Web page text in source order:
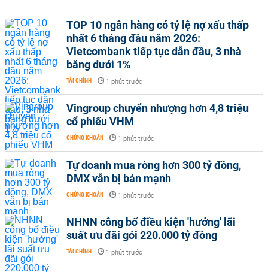
TOP 10 ngân hàng có tỷ lệ nợ xấu thấp
nhất 6 tháng đầu năm 2026:
Vietcombank tiếp tục dẫn đầu, 3 nhà
băng dưới 1%
TÀI CHÍNH - 1 phút trước
Vingroup chuyển nhượng hơn 4,8 triệu
cổ phiếu VHM
CHỨNG KHOÁN - 1 phút trước
Tự doanh mua ròng hơn 300 tỷ đồng,
DMX vẫn bị bán mạnh
CHỨNG KHOÁN - 1 phút trước
NHNN công bố điều kiện 'hưởng' lãi
suất ưu đãi gói 220.000 tỷ đồng
TÀI CHÍNH - 1 phút trước